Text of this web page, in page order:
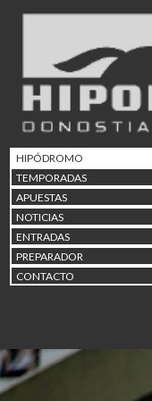
HIPÓDROMO
TEMPORADAS
APUESTAS
NOTICIAS
ENTRADAS
PREPARADOR
CONTACTO